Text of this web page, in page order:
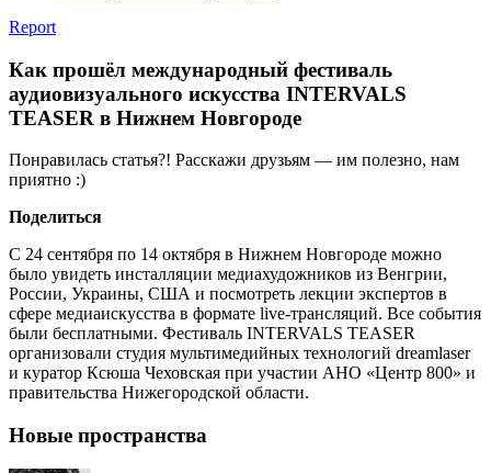
Report
Как прошёл международный фестиваль
аудиовизуального искусства INTERVALS
TEASER в Нижнем Новгороде
Понравилась статья?! Расскажи друзьям — им полезно, нам
приятно :)
Поделиться
С 24 сентября по 14 октября в Нижнем Новгороде можно
было увидеть инсталляции медиахудожников из Венгрии,
России, Украины, США и посмотреть лекции экспертов в
сфере медиаискусства в формате live-трансляций. Все события
были бесплатными. Фестиваль INTERVALS TEASER
организовали студия мультимедийных технологий dreamlaser
и куратор Ксюша Чеховская при участии АНО «Центр 800» и
правительства Нижегородской области.
Новые пространства